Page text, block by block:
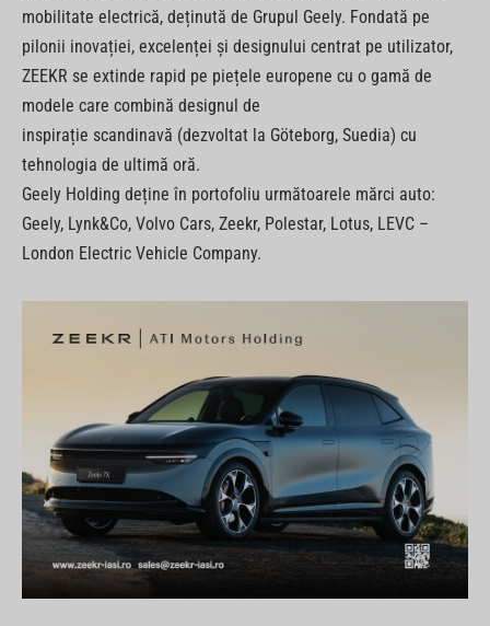
mobilitate electrică, deținută de Grupul Geely. Fondată pe
pilonii inovației, excelenței și designului centrat pe utilizator,
ZEEKR se extinde rapid pe piețele europene cu o gamă de
modele care combină designul de
inspirație scandinavă (dezvoltat la Göteborg, Suedia) cu
tehnologia de ultimă oră.
Geely Holding deține în portofoliu următoarele mărci auto:
Geely, Lynk&Co, Volvo Cars, Zeekr, Polestar, Lotus, LEVC –
London Electric Vehicle Company.